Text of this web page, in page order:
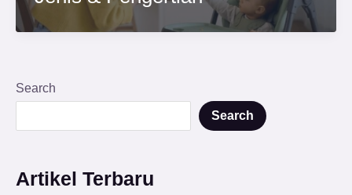
Search
Search
Artikel Terbaru